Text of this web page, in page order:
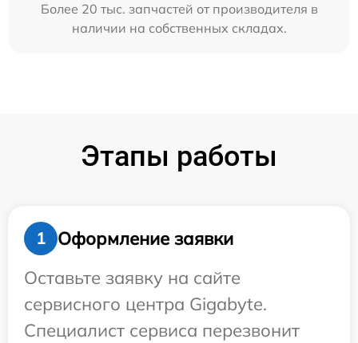
Более 20 тыс. запчастей от производителя в
наличии на собственных складах.
Этапы работы
1
Оформление заявки
Оставьте заявку на сайте
сервисного центра Gigabyte.
Специалист сервиса перезвонит